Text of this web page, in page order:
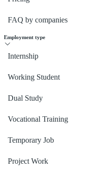
FAQ by companies
Employment type
Internship
Working Student
Dual Study
Vocational Training
Temporary Job
Project Work